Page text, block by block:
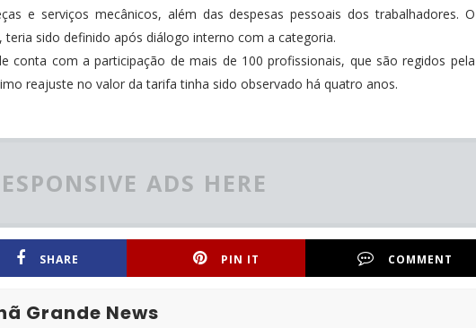
e serviços mecânicos, além das despesas pessoais dos trabalhadores. O
sido definido após diálogo interno com a categoria.
conta com a participação de mais de 100 profissionais, que são regidos pela
reajuste no valor da tarifa tinha sido observado há quatro anos.
ADS HERE
SHARE PIN IT COMMENT
Grande News